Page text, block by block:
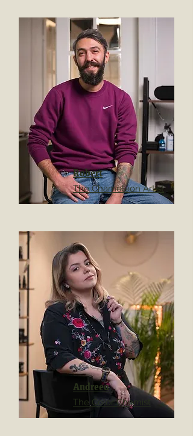
Robert
The Chameleon Artist
Andreea
The Color Chemist